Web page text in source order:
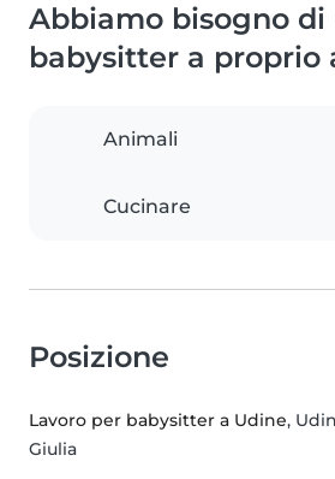
Abbiamo bisogno di
babysitter a proprio
Animali
Cucinare
Posizione
Lavoro per babysitter a Udine,
Giulia